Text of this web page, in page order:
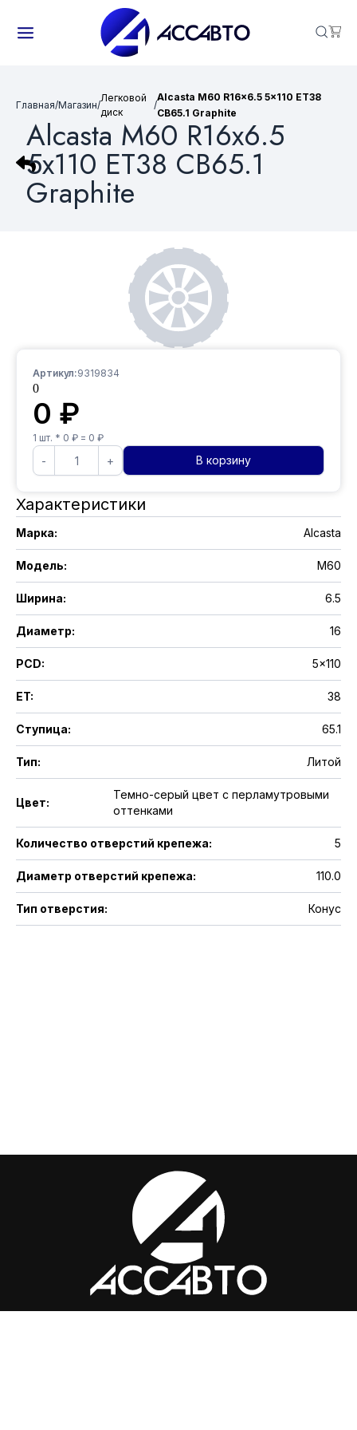
Главная/Магазин/
Легковой
диск
/
Alcasta M60 R16x6.5 5x110 ET38
CB65.1 Graphite
Alcasta M60 R16x6.5
5x110 ET38 CB65.1
Graphite
Характеристики
Марка: Alcasta
Модель: M60
Ширина: 6.5
Диаметр: 16
PCD: 5x110
ET: 38
Ступица: 65.1
Тип: Литой
Цвет:
Темно-серый цвет с перламутровыми
оттенками
Количество отверстий крепежа: 5
Диаметр отверстий крепежа: 110.0
Тип отверстия: Конус
Артикул:9319834
0
0 ₽
1 шт. * 0 ₽ = 0 ₽
- + В корзину